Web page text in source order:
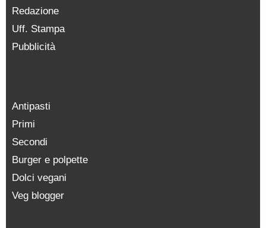
Redazione
Uff. Stampa
Pubblicità
Antipasti
Primi
Secondi
Burger e polpette
Dolci vegani
Veg blogger